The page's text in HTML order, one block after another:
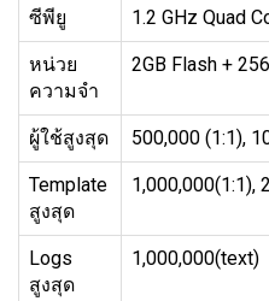
ซีพียู 1.2 GHz Quad
หน่วย
ความจำ
2GB Flash +
ผู้ใช้สูงสุด 500,000 (1:1),
Template
สูงสุด
1,000,000(1:1),
Logs
สูงสุด
1,000,000(text)